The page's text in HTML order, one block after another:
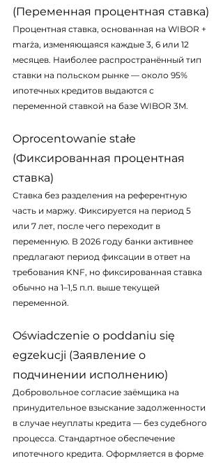
(Переменная процентная ставка)
Процентная ставка, основанная на WIBOR +
marża, изменяющаяся каждые 3, 6 или 12
месяцев. Наиболее распространённый тип
ставки на польском рынке — около 95%
ипотечных кредитов выдаются с
переменной ставкой на базе WIBOR 3M.
Oprocentowanie stałe
(Фиксированная процентная
ставка)
Ставка без разделения на референтную
часть и маржу. Фиксируется на период 5
или 7 лет, после чего переходит в
переменную. В 2026 году банки активнее
предлагают период фиксации в ответ на
требования KNF, но фиксированная ставка
обычно на 1–1,5 п.п. выше текущей
переменной.
Oświadczenie o poddaniu się
egzekucji (Заявление о
подчинении исполнению)
Добровольное согласие заёмщика на
принудительное взыскание задолженности
в случае неуплаты кредита — без судебного
процесса. Стандартное обеспечение
ипотечного кредита. Оформляется в форме